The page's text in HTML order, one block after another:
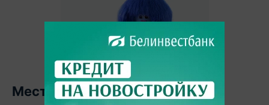
Местоположение